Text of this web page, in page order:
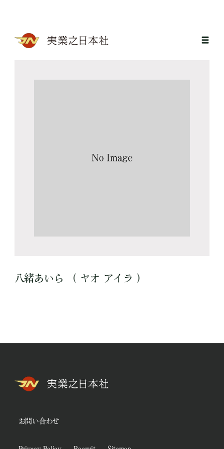
八緒あいら （ ヤオ アイラ ）
お問い合わせ